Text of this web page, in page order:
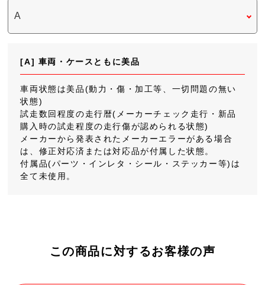
[A] 車両・ケースともに美品
車両状態は美品(動力・傷・加工等、一切問題の無い
状態)
試走数回程度の走行暦(メーカーチェック走行・新品
購入時の試走程度の走行傷が認められる状態)
メーカーから発表されたメーカーエラーがある場合
は、修正対応済または対応品が付属した状態。
付属品(パーツ・インレタ・シール・ステッカー等)は
全て未使用。
この商品に対するお客様の声